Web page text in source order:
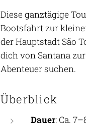
Diese ganztägige
Bootsfahrt zur
der Hauptstadt São
dich von Santana
Abenteuer suchen.
Überblick
Dauer: Ca.